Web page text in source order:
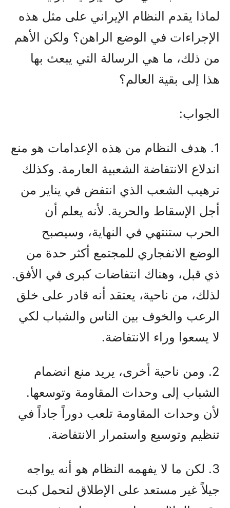
لماذا يقدم النظام الإيراني على مثل هذه
الإجراءات في الوضع الراهن؟ ولكن الأهم
من ذلك، ما هي الرسالة التي يبعث بها
هذا إلى بقية العالم؟
الجواب:
1. هدف النظام من هذه الإعدامات هو منع
اندلاع الانتفاضة الشعبية العارمة. وكذلك
ترهيب الشعب الذي انتفض في يناير من
أجل الإسقاط والحرية. لأنه يعلم أن
الحرب ستنتهي في النهاية، وسيصبح
الوضع الانفجاري للمجتمع أكثر حدة من
ذي قبل، وهناك انتفاضات كبرى في الأفق.
لذلك، من ناحية، يعتقد أنه قادر على خلق
الرعب والخوف بين الناس والشباب لكي
لا يسعوا وراء الانتفاضة.
2. ومن ناحية أخرى، يريد منع انضمام
الشباب إلى وحدات المقاومة وتوسعها.
لأن وحدات المقاومة تلعب دوراً جاداً في
تنظيم وتوسيع واستمرار الانتفاضة.
3. لكن ما لا يفهمه النظام هو أنه يواجه
جيلاً غير مستعد على الإطلاق لتحمل كبت